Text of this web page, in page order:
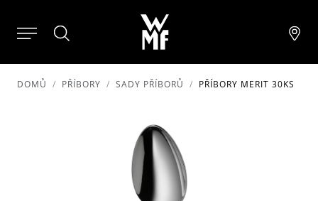
DOMŮ PŘÍBORY SADY PŘÍBORŮ PŘÍBORY MERIT 30KS